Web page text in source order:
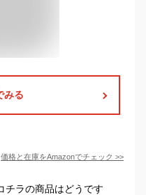
みる
価格と在庫をAmazonでチェック >>
チラの商品はどうです